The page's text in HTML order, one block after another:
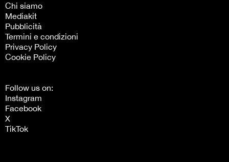
Chi siamo
Mediakit
Pubblicità
Termini e condizioni
Privacy Policy
Cookie Policy
Follow us on:
Instagram
Facebook
X
TikTok